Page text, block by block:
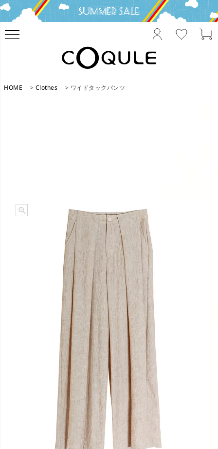
HOME Clothes ワイドタックパンツ